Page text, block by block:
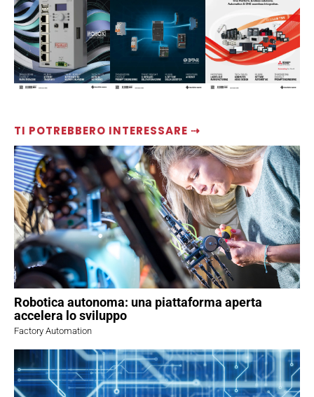
TI POTREBBERO INTERESSARE ⇢
Robotica autonoma: una piattaforma aperta
accelera lo sviluppo
Factory Automation